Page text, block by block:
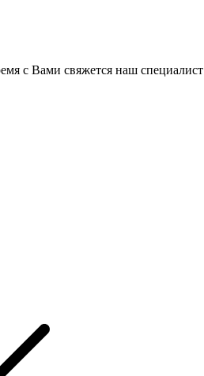
с Вами свяжется наш специалист